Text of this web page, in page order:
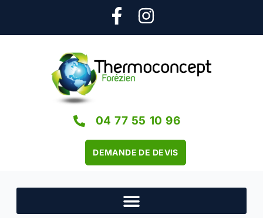
04 77 55 10 96
DEMANDE DE DEVIS